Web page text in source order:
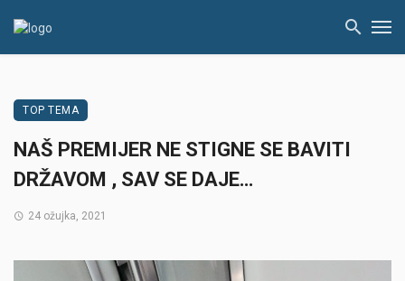
TOP TEMA
NAŠ PREMIJER NE STIGNE SE BAVITI
DRŽAVOM , SAV SE DAJE…
24 ožujka, 2021